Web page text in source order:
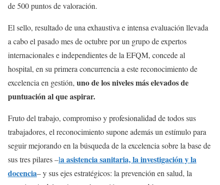
de 500 puntos de valoración.
El sello, resultado de una exhaustiva e intensa evaluación llevada
a cabo el pasado mes de octubre por un grupo de expertos
internacionales e independientes de la EFQM, concede al
hospital, en su primera concurrencia a este reconocimiento de
excelencia en gestión, uno de los niveles más elevados de
puntuación al que aspirar.
Fruto del trabajo, compromiso y profesionalidad de todos sus
trabajadores, el reconocimiento supone además un estímulo para
seguir mejorando en la búsqueda de la excelencia sobre la base de
sus tres pilares –la asistencia sanitaria, la investigación y la
docencia– y sus ejes estratégicos: la prevención en salud, la